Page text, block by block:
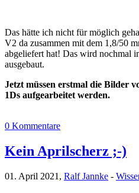
Das hätte ich nicht für möglich
V2 da zusammen mit dem 1,8/50
abgeliefert hat! Das wird nochmal
ausgebaut.
Jetzt müssen erstmal die Bilder
1Ds aufgearbeitet werden.
0 Kommentare
Kein Aprilscherz ;-)
01. April 2021, Ralf Jannke -